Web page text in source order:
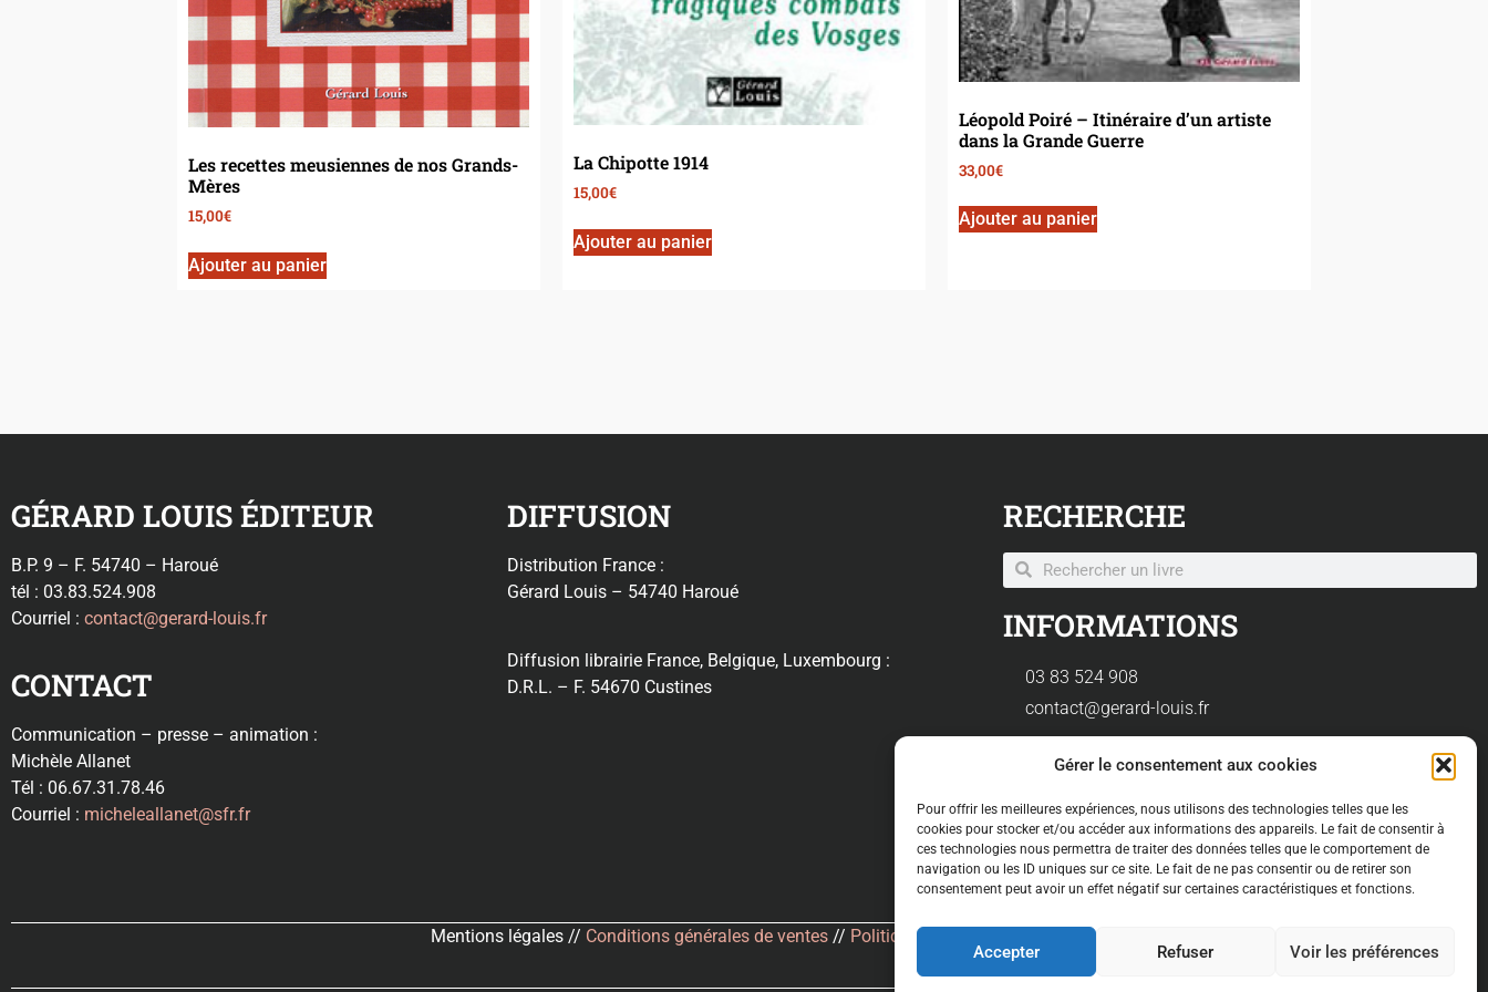
Gérer le consentement aux cookies
Pour offrir les meilleures expériences, nous utilisons des technologies telles que les
cookies pour stocker et/ou accéder aux informations des appareils. Le fait de consentir à
ces technologies nous permettra de traiter des données telles que le comportement de
navigation ou les ID uniques sur ce site. Le fait de ne pas consentir ou de retirer son
consentement peut avoir un effet négatif sur certaines caractéristiques et fonctions.
Accepter Refuser Voir les préférences
Les recettes meusiennes de nos Grands-
Mères
15,00€
Ajouter au panier
La Chipotte 1914
15,00€
Ajouter au panier
Léopold Poiré – Itinéraire d’un artiste
dans la Grande Guerre
33,00€
Ajouter au panier
GÉRARD LOUIS ÉDITEUR
B.P. 9 – F. 54740 – Haroué
tél : 03.83.524.908
Courriel : contact@gerard-louis.fr
CONTACT
Communication – presse – animation :
Michèle Allanet
Tél : 06.67.31.78.46
Courriel : micheleallanet@sfr.fr
DIFFUSION
Distribution France :
Gérard Louis – 54740 Haroué
Diffusion librairie France, Belgique, Luxembourg :
D.R.L. – F. 54670 Custines
RECHERCHE
INFORMATIONS
03 83 524 908
contact@gerard-louis.fr
Mentions légales // Conditions générales de ventes // Politique de confidentialité